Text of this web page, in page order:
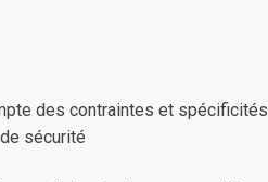
des contraintes et
sécurité